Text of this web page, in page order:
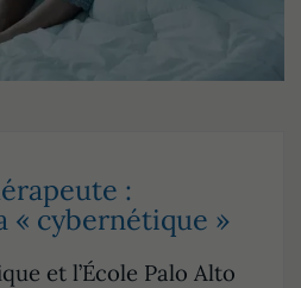
:
« cybernétique »
et l’École Palo Alto